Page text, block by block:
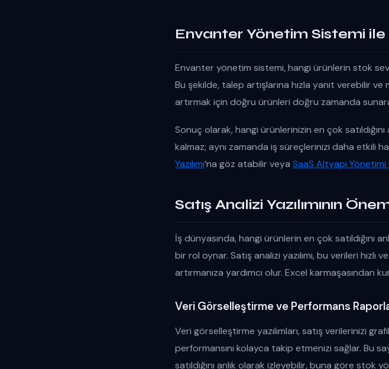
Envanter Yönetim Sistemi
Envanter yönetim sistemi, hangi ürünlerin stok
Bu şekilde, talep artışlarına hızla yanıt verebilir
artırmak için doğru ürünleri doğru zamanda
Sonuç olarak, hangi ürünlerinizin en çok
kalmaz; aynı zamanda iş süreçlerinizi daha etkili
Yazılımı‘na göz atabilir veya SaaS Altyapı
Satış Analizi Yazılımının
İş dünyasında, hangi ürünlerin en çok satıldığını
bir rol oynar. Satış analizi yazılımı, bu verileri
artırmanıza yardımcı olur. Excel karmaşasından
Veri Görselleştirme ve Performans
Veri görselleştirme yazılımları, satış verilerinizi
performansını kolayca takip etmenizi sağlar. Bu
satıldığını anlık olarak izleyebilir, buna göre stok